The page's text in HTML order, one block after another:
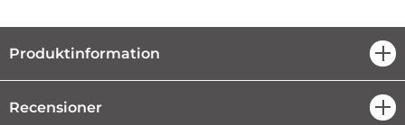
Produktinformation
Recensioner